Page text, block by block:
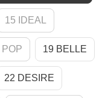
15 IDEAL
POP 19 BELLE
22 DESIRE